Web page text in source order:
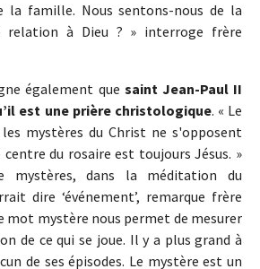
la famille. Nous sentons-nous de la
relation à Dieu ? » interroge frère
également que saint Jean-Paul II
est une prière christologique. « Le
mystères du Christ ne s'opposent
du rosaire est toujours Jésus. »
mystères, dans la méditation du
dire ‘événement’, remarque frère
mot mystère nous permet de mesurer
de ce qui se joue. Il y a plus grand à
de ses épisodes. Le mystère est un